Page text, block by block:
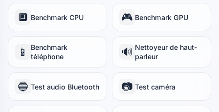
🔲 Benchmark CPU 🎮 Benchmark GPU
📱
Benchmark
téléphone
🔊 Nettoyeur de haut-
parleur
🔵 Test audio Bluetooth 📷 Test caméra